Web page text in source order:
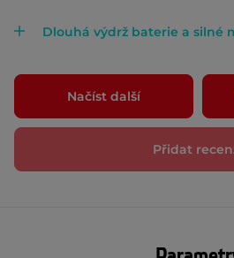
Dlouhá výdrž baterie a silné
Načíst další
Přidat